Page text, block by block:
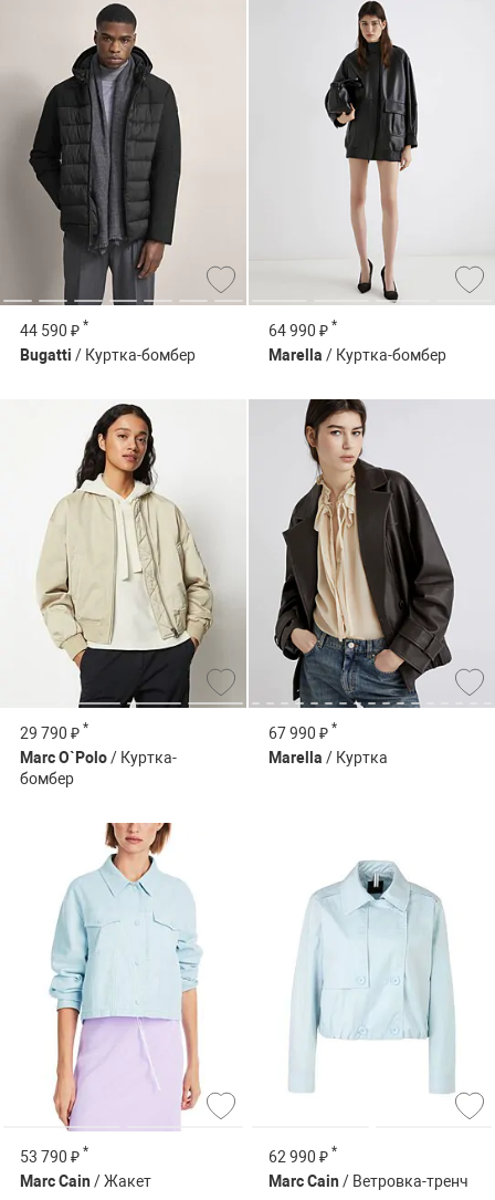
44 590 ₽ *
Bugatti / Куртка-бомбер
64 990 ₽ *
Marella / Куртка-бомбер
29 790 ₽ *
Marc O`Polo/ Куртка-
бомбер
67 990 ₽ *
Marella / Куртка
53 790 ₽ *
Marc Cain / Жакет
62 990 ₽ *
Marc Cain / Ветровка-тренч